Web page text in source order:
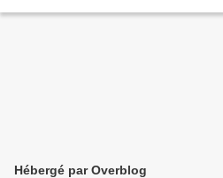
Hébergé par Overblog